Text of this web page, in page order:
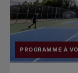
PROGRAMME À